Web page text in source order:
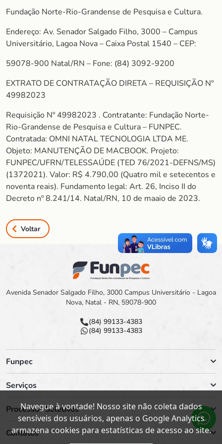
Fundação Norte-Rio-Grandense de Pesquisa e Cultura.
Endereço: Av. Senador Salgado Filho, 3000 – Campus
Universitário, Lagoa Nova – Caixa Postal 1540 – CEP:
59078-900 Natal/RN – Fone: (84) 3092-9200
EXTRATO DE CONTRATAÇÃO DIRETA – REQUISIÇÃO Nº
49982023
Requisição Nº 49982023 . Contratante: Fundação Norte-
Rio-Grandense de Pesquisa e Cultura – FUNPEC.
Contratada: OMNI NATAL TECNOLOGIA LTDA ME.
Objeto: MANUTENÇÃO DE MACBOOK. Projeto:
FUNPEC/UFRN/TELESSAÚDE (TED 76/2021-DEFNS/MS)
(1372021). Valor: R$ 4.790,00 (Quatro mil e setecentos e
noventa reais). Fundamento legal: Art. 26, Inciso II do
Decreto nº 8.241/14. Natal/RN, 10 de maaio de 2023.
Voltar
Avenida Senador Salgado Filho, 3000 Campus Universitário - Lagoa
Nova, Natal - RN, 59078-900
(84) 99133-4383
(84) 99133-4383
Funpec
Serviços
Processos Seletivos
Contatos
Navegue à vontade! Nosso site não coleta dados
sensíveis dos usuários, apenas o Google Analytics
armazena cookies para estatísticas de acesso ao site.